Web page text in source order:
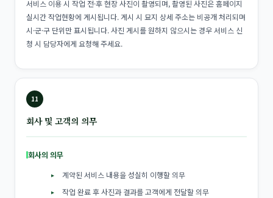
서비스 이용 시 작업 전·후 현장 사진이 촬영되며, 촬영된 사진은 홈페이지
실시간 작업현황에 게시됩니다. 게시 시 묘지 상세 주소는 비공개 처리되며
시·군·구 단위만 표시됩니다. 사진 게시를 원하지 않으시는 경우 서비스 신
청 시 담당자에게 요청해 주세요.
11
회사 및 고객의 의무
회사의 의무
계약된 서비스 내용을 성실히 이행할 의무
작업 완료 후 사진과 결과를 고객에게 전달할 의무